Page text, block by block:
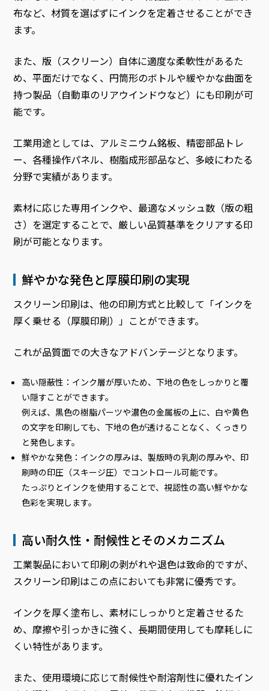
布など、材質を選ばずにインクを定着させることができ
ます。
また、版（スクリーン）自体に適度な柔軟性があるた
め、平面だけでなく、円筒形のボトルや緩やかな曲面を
持つ製品（自動車のリアウインドウなど）にも印刷が可
能です。
工業用途としては、アルミニウム銘板、精密部品トレ
ー、各種操作パネル、樹脂成形部品など、多岐にわたる
分野で実績があります。
素材に応じた専用インクや、最適なメッシュ数（版の粗
さ）を選定することで、厳しい品質基準をクリアする印
刷が可能となります。
鮮やかな発色と厚膜印刷の実現
スクリーン印刷は、他の印刷方式と比較して「インクを
厚く乗せる（厚膜印刷）」ことができます。
これが品質面での大きなアドバンテージとなります。
高い隠蔽性：インク層が厚いため、下地の色をしっかりと覆
い隠すことができます。
例えば、黒色の樹脂パーツや濃色の金属板の上に、白や黄色
の文字を印刷しても、下地の色が透けることなく、くっきり
と発色します。
鮮やかな発色：インクの厚みは、製版時の乳剤の厚みや、印
刷時の印圧（スキージ圧）でコントロール可能です。
たっぷりとインクを使用することで、視認性の高い鮮やかな
色彩を実現します。
高い耐久性・耐候性とそのメカニズム
工業製品において印刷の剥がれや退色は致命的ですが、
スクリーン印刷はこの点においても非常に優秀です。
インクを厚く塗布し、素材にしっかりと定着させるた
め、摩擦や引っかきに強く、長期間使用しても摩耗しに
くい特性があります。
また、使用環境に応じて耐候性や耐溶剤性に優れたイン